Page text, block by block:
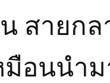
สายกล
มือนนำ